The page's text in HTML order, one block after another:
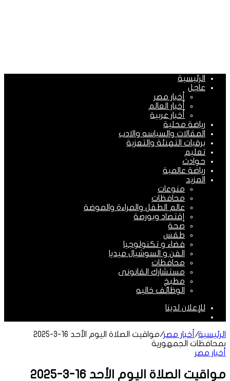
الرئيسية
عاجل
أخبار مصر
أخبار العالم
أخبار عربية
رياضة محلية
المقالات والسياسه والادب
برقيات التهنئة والتعزية
تعليم
حوادث
رياضة عالمية
المزيد
منوعات
محافظات
عالم الطفل والمراءة والموضة
إقتصاد وبورصة
صحة
طقس
فضاء و تكنولوجيا
الفن و السوشيال ميديا
محافظات
مستشارك القانونى
مطبخ
الوظائف خاليه
للإعلان لدينا
الرئيسية/ أخبار مصر/
مواقيت الصلاة اليوم الأحد 16-3-2025
بمحافظات الجمهورية
أخبار مصر
مواقيت الصلاة اليوم الأحد 16-3-2025